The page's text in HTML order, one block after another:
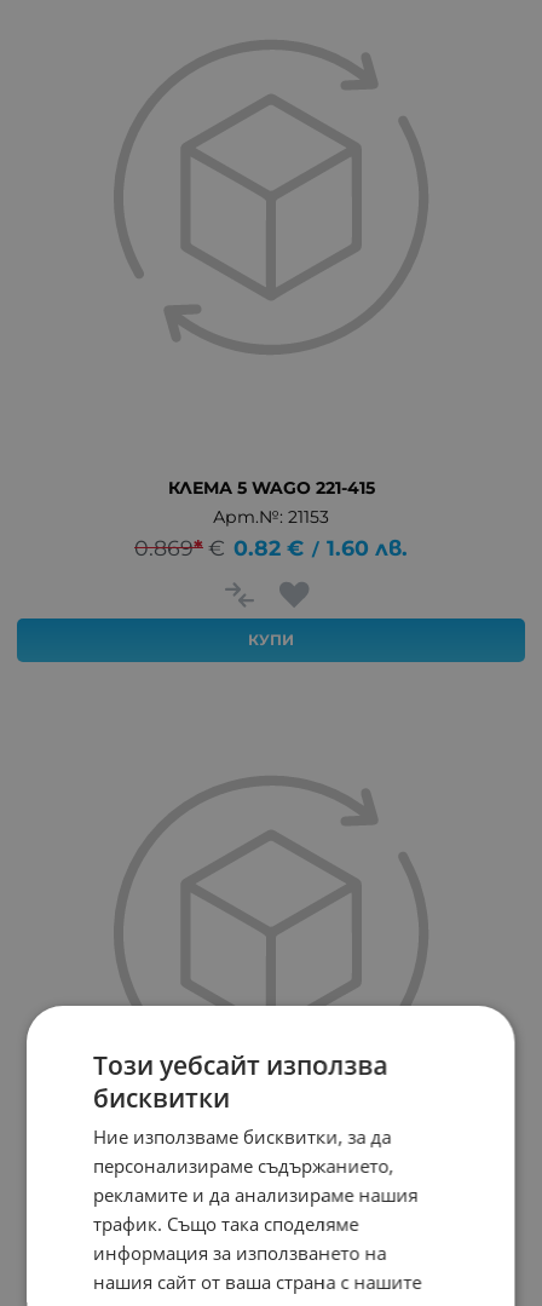
КЛЕМА 5 WAGO 221-415
Арт.№: 21153
0.869*€ 0.82 € / 1.60 лв.
КУПИ
КЛЕМА 3 С ВИНТ ДВУРЕДОВА 600V 25A
Арт.№: 18870
1.410* € 1.24 € / 2.43 лв.
Този уебсайт използва
бисквитки
Ние използваме бисквитки, за да
персонализираме съдържанието,
рекламите и да анализираме нашия
трафик. Също така споделяме
информация за използването на
нашия сайт от ваша страна с нашите